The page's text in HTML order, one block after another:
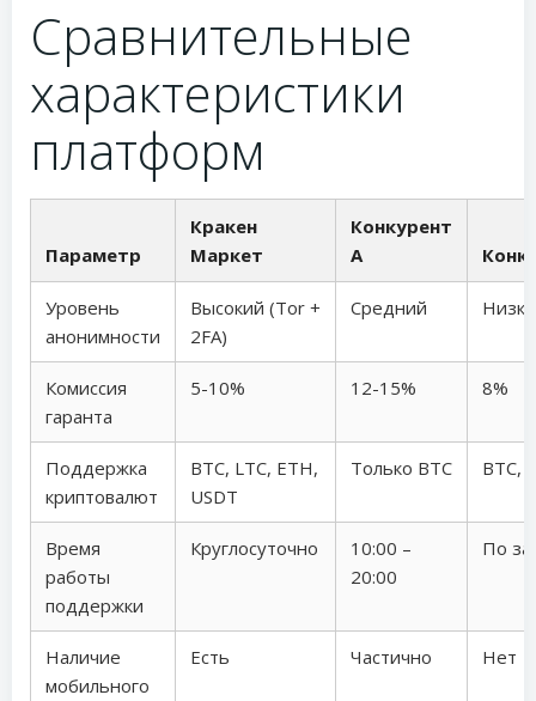
Сравнительные
характеристики
платформ
Параметр
Кракен
Маркет
Конкурент
А
Уровень
анонимности
Высокий (Tor +
2FA)
Средний
Комиссия
гаранта
5-10% 12-15% 8%
Поддержка
криптовалют
BTC, LTC, ETH,
USDT
Только BTC BTC,
Время
работы
поддержки
Круглосуточно
10:00 –
20:00
По
Наличие
мобильного
Есть Частично Нет